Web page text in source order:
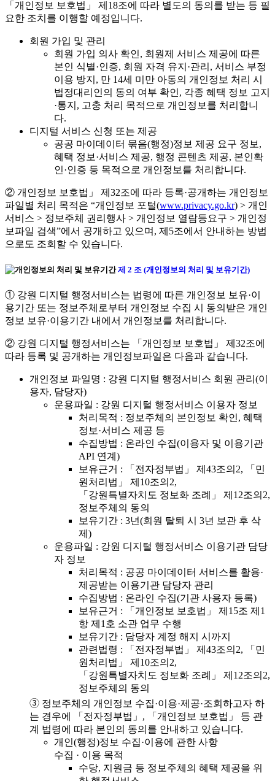
「개인정보 보호법」 제18조에 따라 별도의 동의를 받는 등 필
요한 조치를 이행할 예정입니다.
회원 가입 및 관리
회원 가입 의사 확인, 회원제 서비스 제공에 따른
본인 식별·인증, 회원 자격 유지·관리, 서비스 부정
이용 방지, 만 14세 미만 아동의 개인정보 처리 시
법정대리인의 동의 여부 확인, 각종 혜택 정보 고지
·통지, 고충 처리 목적으로 개인정보를 처리합니
다.
디지털 서비스 신청 또는 제공
공공 마이데이터 묶음(행정)정보 제공 요구 정보,
혜택 정보·서비스 제공, 행정 콘텐츠 제공, 본인확
인·인증 등 목적으로 개인정보를 처리합니다.
② 개인정보 보호법」 제32조에 따라 등록·공개하는 개인정보
파일별 처리 목적은 “개인정보 포털(www.privacy.go.kr) > 개인
서비스 > 정보주체 권리행사 > 개인정보 열람등요구 > 개인정
보파일 검색”에서 공개하고 있으며, 제5조에서 안내하는 방법
으로도 조회할 수 있습니다.
제 2 조 (개인정보의 처리 및 보유기간)
① 강원 디지털 행정서비스는 법령에 따른 개인정보 보유·이
용기간 또는 정보주체로부터 개인정보 수집 시 동의받은 개인
정보 보유·이용기간 내에서 개인정보를 처리합니다.
② 강원 디지털 행정서비스는 「개인정보 보호법」 제32조에
따라 등록 및 공개하는 개인정보파일은 다음과 같습니다.
개인정보 파일명 : 강원 디지털 행정서비스 회원 관리(이
용자, 담당자)
운용파일 : 강원 디지털 행정서비스 이용자 정보
처리목적 : 정보주체의 본인정보 확인, 혜택
정보·서비스 제공 등
수집방법 : 온라인 수집(이용자 및 이용기관
API 연계)
보유근거 : 「전자정부법」 제43조의2, 「민
원처리법」 제10조의2,
「강원특별자치도 정보화 조례」 제12조의2,
정보주체의 동의
보유기간 : 3년(회원 탈퇴 시 3년 보관 후 삭
제)
운용파일 : 강원 디지털 행정서비스 이용기관 담당
자 정보
처리목적 : 공공 마이데이터 서비스를 활용·
제공받는 이용기관 담당자 관리
수집방법 : 온라인 수집(기관 사용자 등록)
보유근거 : 「개인정보 보호법」 제15조 제1
항 제1호 소관 업무 수행
보유기간 : 담당자 계정 해지 시까지
관련법령 : 「전자정부법」 제43조의2, 「민
원처리법」 제10조의2,
「강원특별자치도 정보화 조례」 제12조의2,
정보주체의 동의
➂ 정보주체의 개인정보 수집·이용·제공·조회하고자 하
는 경우에 「전자정부법」, 「개인정보 보호법」 등 관
계 법령에 따라 본인의 동의를 안내하고 있습니다.
개인(행정)정보 수집·이용에 관한 사항
수집 · 이용 목적
수당, 지원금 등 정보주체의 혜택 제공을 위